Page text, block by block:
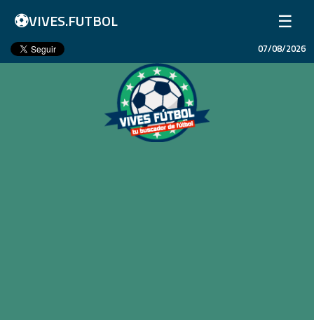
⚽VIVES.FUTBOL ☰
Inicio
07/08/2026